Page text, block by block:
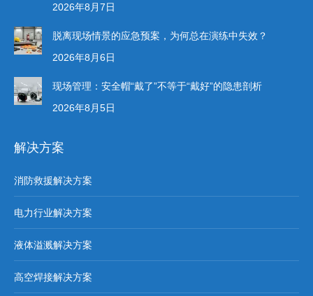
2026年8月7日
脱离现场情景的应急预案，为何总在演练中失效？
2026年8月6日
现场管理：安全帽“戴了”不等于“戴好”的隐患剖析
2026年8月5日
解决方案
消防救援解决方案
电力行业解决方案
液体溢溅解决方案
高空焊接解决方案